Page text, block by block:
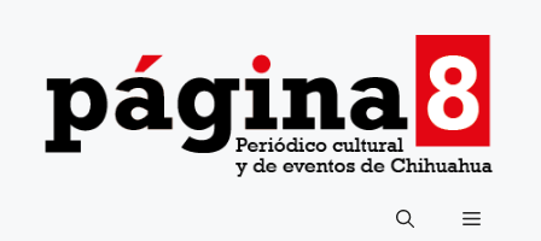
contenido
Menú